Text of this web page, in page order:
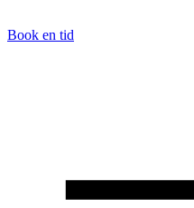
Book en tid